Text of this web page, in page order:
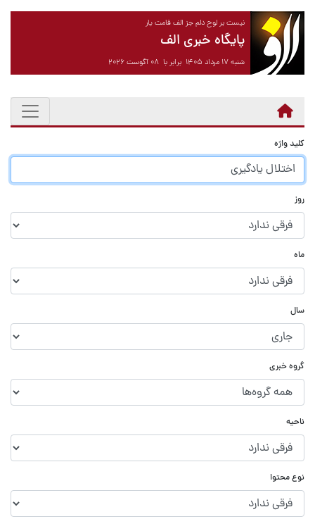
نیست بر لوح دلم جز الف قامت یار
پایگاه خبری الف
شنبه ۱۷ مرداد ۱۴۰۵ برابر با ۰۸ آگوست ۲۰۲۶
کلید واژه
روز
ماه
سال
گروه خبری
ناحیه
نوع محتوا